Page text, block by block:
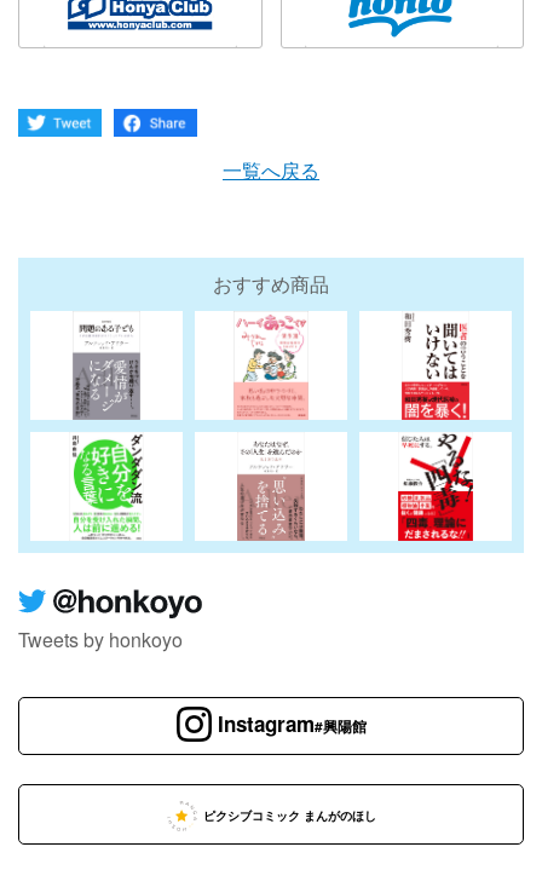
一覧へ戻る
おすすめ商品
Tweets by honkoyo
Instagram#興陽館
ピクシブコミック まんがのほし